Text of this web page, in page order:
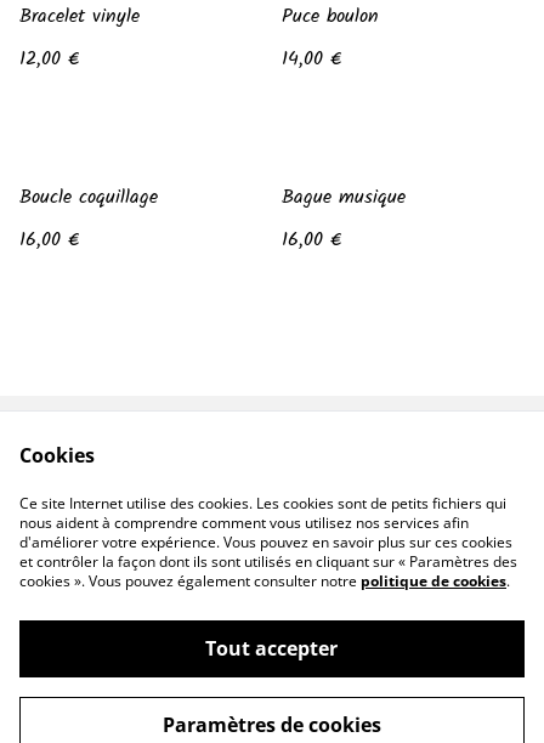
Bracelet vinyle
12,00 €
Puce boulon
14,00 €
Boucle coquillage
16,00 €
Bague musique
16,00 €
Politique de
confidentialité
Politique de cookies
©2026Loop Factory
Cookies
Ce site Internet utilise des cookies. Les cookies sont de petits fichiers qui
nous aident à comprendre comment vous utilisez nos services afin
d'améliorer votre expérience. Vous pouvez en savoir plus sur ces cookies
et contrôler la façon dont ils sont utilisés en cliquant sur « Paramètres des
cookies ». Vous pouvez également consulter notre politique de cookies.
Tout accepter
Paramètres de cookies